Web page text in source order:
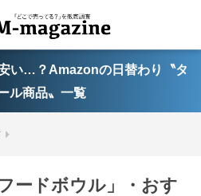
い…？Amazonの日替わり〝タ
ル商品〟一覧
ードボウル」・おす